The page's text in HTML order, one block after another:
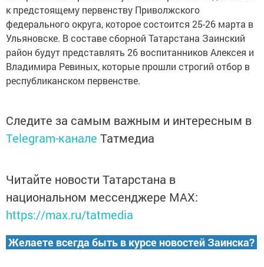
к предстоящему первенству Приволжского
федерального округа, которое состоится 25-26 марта в
Ульяновске. В составе сборной Татарстана Заинский
район будут представлять 26 воспитанников Алексея и
Владимира Ревиных, которые прошли строгий отбор в
республиканском первенстве.
Следите за самым важным и интересным в
Telegram-канале Татмедиа
Читайте новости Татарстана в
национальном мессенджере MАХ:
https://max.ru/tatmedia
Желаете всегда быть в курсе новостей Заинска?